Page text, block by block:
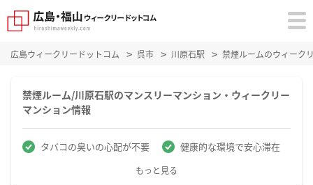
広島ウィークリードットコム 呉市 川原石駅 禁煙ルームのウィーク
禁煙ルーム/川原石駅のマンスリーマンション・ウィークリー
マンション情報
タバコの臭いの心配が不要 健康的な環境で安心滞在
もっと見る